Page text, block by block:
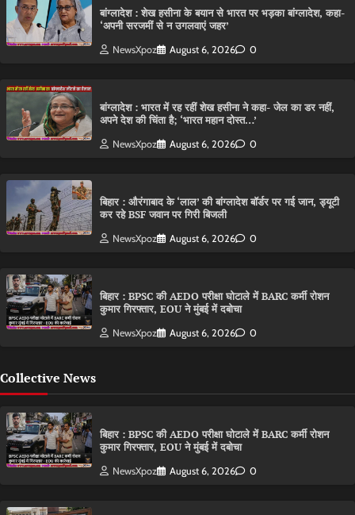
बांग्लादेश : शेख हसीना के बयान से भारत पर भड़का बांग्लादेश, कहा-
‘अपनी सरजमीं से न उगलवाएं जहर’
NewsXpoz August 6, 2026 0
बांग्लादेश : भारत में रह रहीं शेख हसीना ने कहा- जेल का डर नहीं,
अपने देश की चिंता है; ‘भारत महान दोस्त…’
NewsXpoz August 6, 2026 0
बिहार : औरंगाबाद के ‘लाल’ की बांग्लादेश बॉर्डर पर गई जान, ड्यूटी
कर रहे BSF जवान पर गिरी बिजली
NewsXpoz August 6, 2026 0
बिहार : BPSC की AEDO परीक्षा घोटाले में BARC कर्मी रोशन
कुमार गिरफ्तार, EOU ने मुंबई में दबोचा
NewsXpoz August 6, 2026 0
Collective News
बिहार : BPSC की AEDO परीक्षा घोटाले में BARC कर्मी रोशन
कुमार गिरफ्तार, EOU ने मुंबई में दबोचा
NewsXpoz August 6, 2026 0